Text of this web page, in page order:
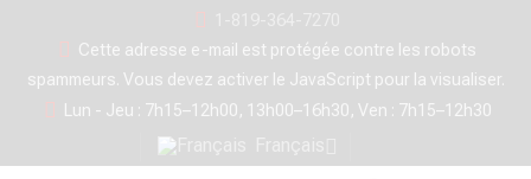
Cette adresse e-mail est protégée contre les robots
spammeurs. Vous devez activer le JavaScript pour la visualiser.
Lun - Jeu : 7h15–12h00, 13h00–16h30, Ven : 7h15–12h30